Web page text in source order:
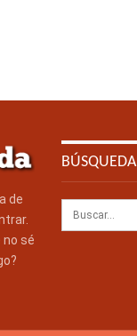
de
no sé
BÚSQUEDA